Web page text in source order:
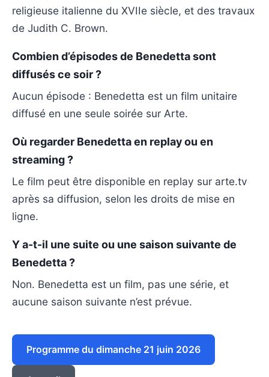
religieuse italienne du XVIIe siècle, et des travaux
de Judith C. Brown.
Combien d’épisodes de Benedetta sont
diffusés ce soir ?
Aucun épisode : Benedetta est un film unitaire
diffusé en une seule soirée sur Arte.
Où regarder Benedetta en replay ou en
streaming ?
Le film peut être disponible en replay sur arte.tv
après sa diffusion, selon les droits de mise en
ligne.
Y a-t-il une suite ou une saison suivante de
Benedetta ?
Non. Benedetta est un film, pas une série, et
aucune saison suivante n’est prévue.
Programme du dimanche 21 juin 2026